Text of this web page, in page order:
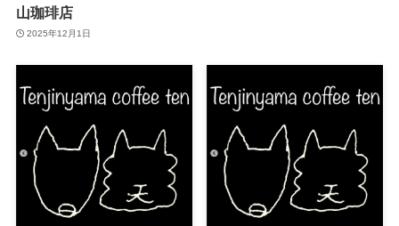
山珈琲店
2025年12月1日